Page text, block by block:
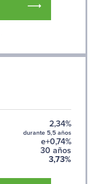
2,34%
durante 5,5 años
e+0,74%
30 años
3,73%